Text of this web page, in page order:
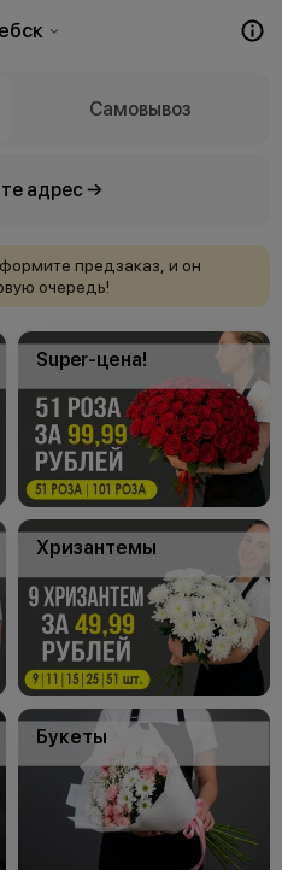
Самовывоз
адрес →
предзаказ, и он
очередь!
Super-цена!
Хризантемы
Букеты